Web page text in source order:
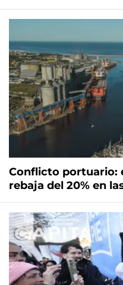
Conflicto portuario:
rebaja del 20% en